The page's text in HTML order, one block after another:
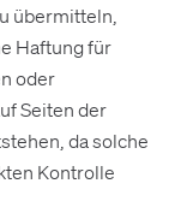
übermitteln,
Haftung für
oder
Seiten der
da solche
Kontrolle